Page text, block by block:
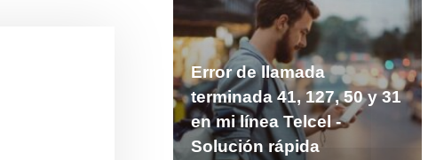
Error de llamada
terminada 41, 127, 50 y 31
en mi línea Telcel -
Solución rápida